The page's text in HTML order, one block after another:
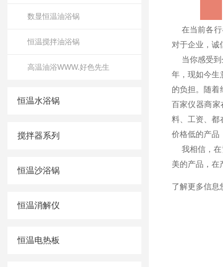
数显恒温油浴锅
恒温搅拌油浴锅
高温油浴WWW.好色先生
恒温水浴锅
搅拌器系列
恒温沙浴锅
恒温消解仪
恒温电热板
在当前各行
对于企业，诚
当你感受到
年，现如今生
的负担。随着
百家仪器商
料、工资、都
价格低的产品
我相信，在
美的产品，在
了解更多信息